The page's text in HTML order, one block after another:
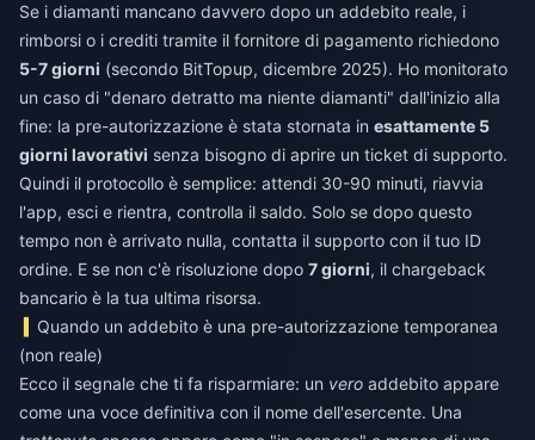
Se i diamanti mancano davvero dopo un addebito reale, i
rimborsi o i crediti tramite il fornitore di pagamento richiedono
5-7 giorni (secondo BitTopup, dicembre 2025). Ho monitorato
un caso di "denaro detratto ma niente diamanti" dall'inizio alla
fine: la pre-autorizzazione è stata stornata in esattamente 5
giorni lavorativi senza bisogno di aprire un ticket di supporto.
Quindi il protocollo è semplice: attendi 30-90 minuti, riavvia
l'app, esci e rientra, controlla il saldo. Solo se dopo questo
tempo non è arrivato nulla, contatta il supporto con il tuo ID
ordine. E se non c'è risoluzione dopo 7 giorni, il chargeback
bancario è la tua ultima risorsa.
Quando un addebito è una pre-autorizzazione temporanea
(non reale)
Ecco il segnale che ti fa risparmiare: un vero addebito appare
come una voce definitiva con il nome dell'esercente. Una